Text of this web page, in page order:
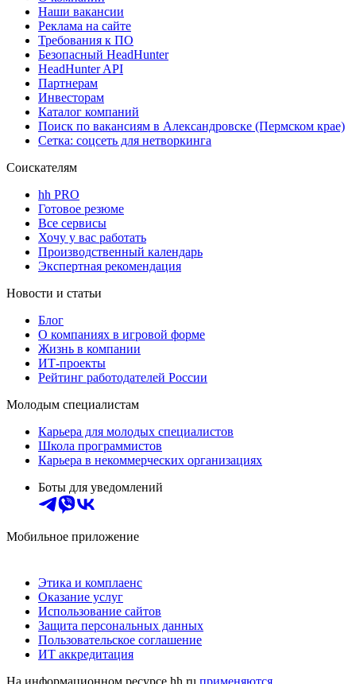
Наши вакансии
Реклама на сайте
Требования к ПО
Безопасный HeadHunter
HeadHunter API
Партнерам
Инвесторам
Каталог компаний
Поиск по вакансиям в Александровске (Пермском крае)
Сетка: соцсеть для нетворкинга
Соискателям
hh PRO
Готовое резюме
Все сервисы
Хочу у вас работать
Производственный календарь
Экспертная рекомендация
Новости и статьи
Блог
О компаниях в игровой форме
Жизнь в компании
ИТ-проекты
Рейтинг работодателей России
Молодым специалистам
Карьера для молодых специалистов
Школа программистов
Карьера в некоммерческих организациях
Боты для уведомлений
Мобильное приложение
Этика и комплаенс
Оказание услуг
Использование сайтов
Защита персональных данных
Пользовательское соглашение
ИТ аккредитация
На информационном ресурсе hh.ru применяются